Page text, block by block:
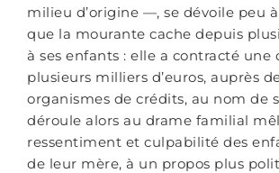
milieu d’origine —, se dévoile peu
que la mourante cache depuis
à ses enfants : elle a contracté une
plusieurs milliers d’euros, auprès
organismes de crédits, au nom de
déroule alors au drame familial
ressentiment et culpabilité des
de leur mère, à un propos plus